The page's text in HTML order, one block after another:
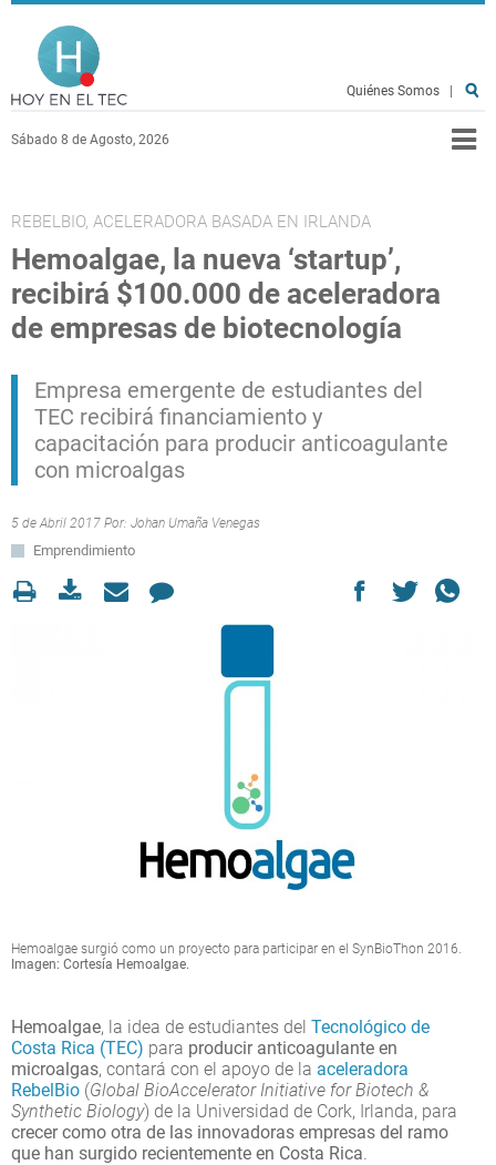
Pasar al contenido principal
Sábado 8 de Agosto, 2026
Quiénes Somos
REBELBIO, ACELERADORA BASADA EN IRLANDA
Hemoalgae, la nueva ‘startup’,
recibirá $100.000 de aceleradora
de empresas de biotecnología
Empresa emergente de estudiantes del
TEC recibirá financiamiento y
capacitación para producir anticoagulante
con microalgas
5 de Abril 2017 Por: Johan Umaña Venegas
Emprendimiento
Hemoalgae surgió como un proyecto para participar en el SynBioThon 2016.
Imagen: Cortesía Hemoalgae.
Hemoalgae, la idea de estudiantes del Tecnológico de
Costa Rica (TEC) para producir anticoagulante en
microalgas, contará con el apoyo de la aceleradora
RebelBio (Global BioAccelerator Initiative for Biotech &
Synthetic Biology) de la Universidad de Cork, Irlanda, para
crecer como otra de las innovadoras empresas del ramo
que han surgido recientemente en Costa Rica.